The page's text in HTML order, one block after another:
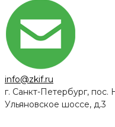
info@zkif.ru
г. Санкт-Петербург, пос.
Ульяновское шоссе, д.3